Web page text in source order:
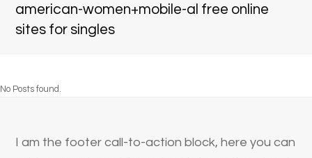
american-women+mobile-al free online
sites for singles
No Posts found.
I am the footer call-to-action block, here you can